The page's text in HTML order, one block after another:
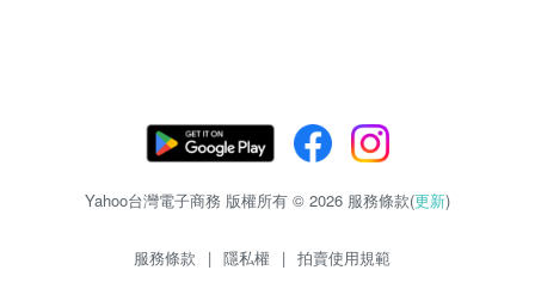
Yahoo台灣電子商務 版權所有 © 2026 服務條款(更新)
服務條款 | 隱私權 | 拍賣使用規範